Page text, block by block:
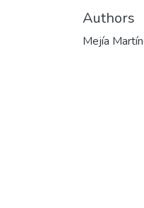
Authors
Mejía